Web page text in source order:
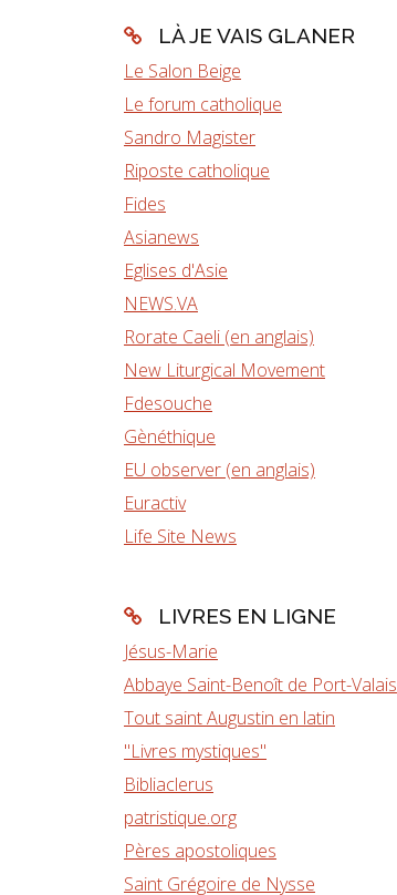
LÀ JE VAIS GLANER
Le Salon Beige
Le forum catholique
Sandro Magister
Riposte catholique
Fides
Asianews
Eglises d'Asie
NEWS.VA
Rorate Caeli (en anglais)
New Liturgical Movement
Fdesouche
Gènéthique
EU observer (en anglais)
Euractiv
Life Site News
LIVRES EN LIGNE
Jésus-Marie
Abbaye Saint-Benoît de Port-Valais
Tout saint Augustin en latin
"Livres mystiques"
Bibliaclerus
patristique.org
Pères apostoliques
Saint Grégoire de Nysse